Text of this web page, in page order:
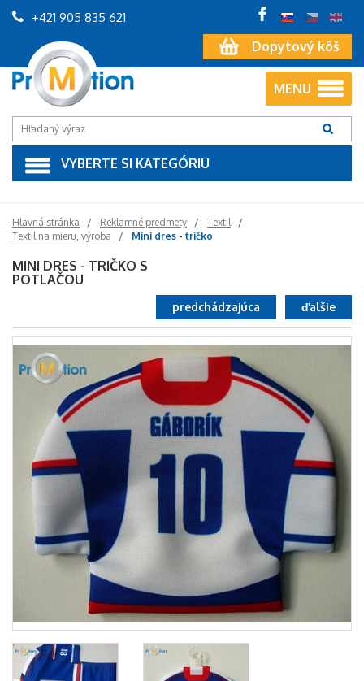
Dopytový kôš
+421 905 835 621
MENU
VYBERTE SI KATEGÓRIU
Hlavná stránka Reklamné predmety
Textil
Textil na mieru, výroba
Mini dres - tričko
MINI DRES - TRIČKO S
POTLAČOU
ďalšie
predchádzajúca